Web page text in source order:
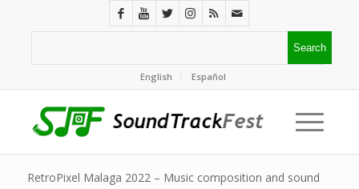
English Español
RetroPixel Malaga 2022 – Music composition and sound